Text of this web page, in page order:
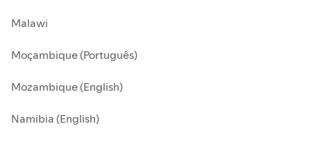
Malawi
Moçambique (Português)
Mozambique (English)
Namibia (English)